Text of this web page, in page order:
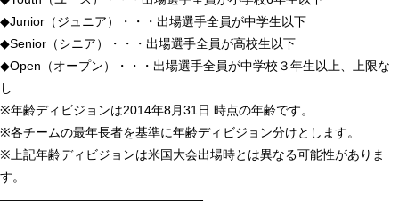
◆Junior（ジュニア）・・・出場選手全員が中学生以下
◆Senior（シニア）・・・出場選手全員が高校生以下
◆Open（オープン）・・・出場選手全員が中学校３年生以上、上限な
し
※年齢ディビジョンは2014年8月31日 時点の年齢です。
※各チームの最年長者を基準に年齢ディビジョン分けとします。
※上記年齢ディビジョンは米国大会出場時とは異なる可能性がありま
す。
————————————————-